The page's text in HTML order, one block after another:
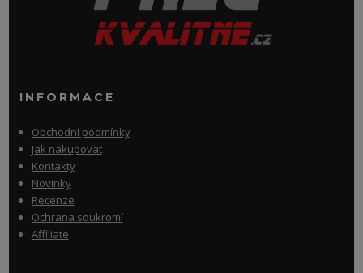
INFORMACE
Obchodní podmínky
Jak nakupovat
Kontakty
Novinky
Recenze
Ochrana soukromí
Affiliate